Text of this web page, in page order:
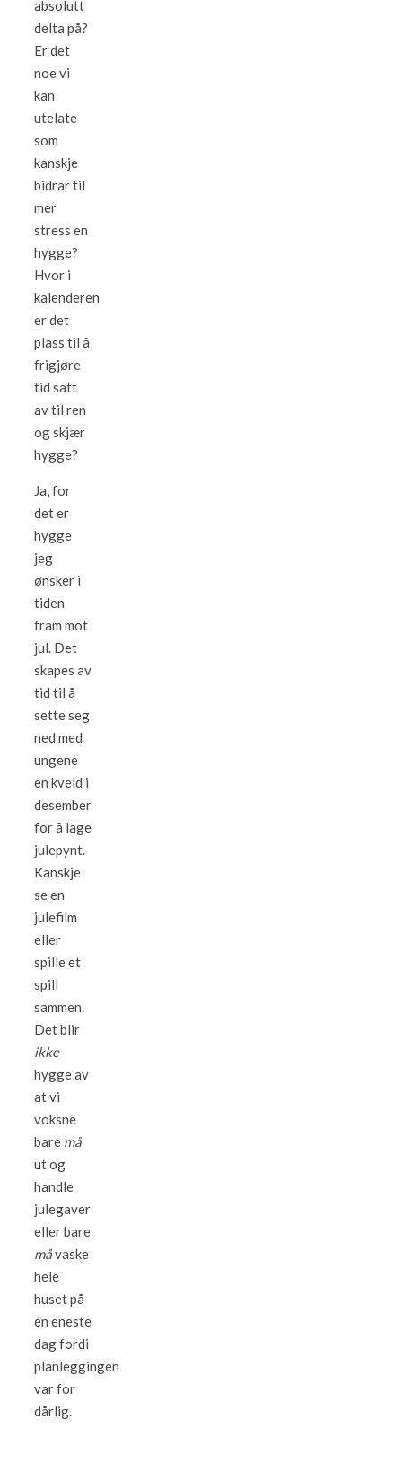
absolutt
delta på?
Er det
noe vi
kan
utelate
som
kanskje
bidrar til
mer
stress en
hygge?
Hvor i
kalenderen
er det
plass til å
frigjøre
tid satt
av til ren
og skjær
hygge?
Ja, for
det er
hygge
jeg
ønsker i
tiden
fram mot
jul. Det
skapes av
tid til å
sette seg
ned med
ungene
en kveld i
desember
for å lage
julepynt.
Kanskje
se en
julefilm
eller
spille et
spill
sammen.
Det blir
ikke
hygge av
at vi
voksne
bare må
ut og
handle
julegaver
eller bare
måvaske
hele
huset på
én eneste
dag fordi
planleggingen
var for
dårlig.